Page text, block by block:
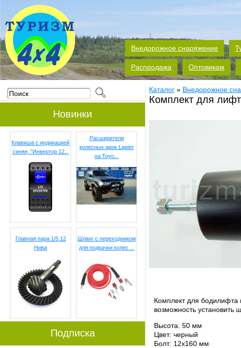
Внедорожное снаряжение
Распродажа Оптовикам
Новинки
Клавиша с индикацией
синяя, "Инвертор 12...
Расширители
колесных арок Lapter
на Toyo...
Главная пара 1/5.12
Нива
Шланг с переходником
для подкачки колес ...
Подписка
Каталог » Внедорожное
Комплект для
Комплект для бодилифта
возможность установить
Высота: 50 мм
Цвет: черный
Болт: 12х160 мм